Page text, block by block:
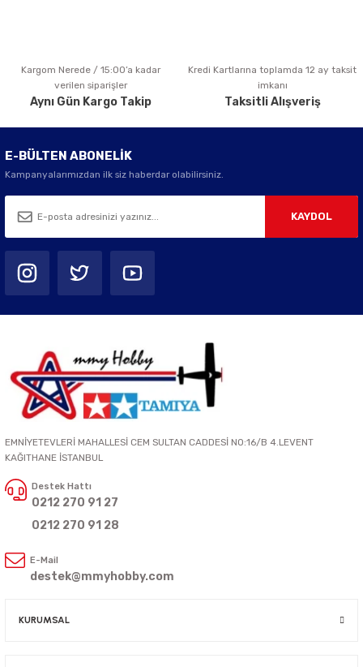
Gönder
Kargom Nerede / 15:00’a kadar
verilen siparişler
Aynı Gün Kargo Takip
Kredi Kartlarına toplamda 12 ay taksit
imkanı
Taksitli Alışveriş
E-BÜLTEN ABONELİK
Kampanyalarımızdan ilk siz haberdar olabilirsiniz.
KAYDOL
EMNİYETEVLERİ MAHALLESİ CEM SULTAN CADDESİ NO:16/B 4.LEVENT
KAĞITHANE İSTANBUL
Destek Hattı
0212 270 91 27
0212 270 91 28
E-Mail
destek@mmyhobby.com
KURUMSAL